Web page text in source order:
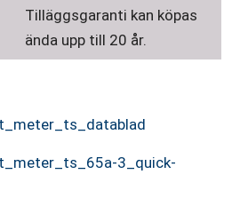
Tilläggsgaranti kan köpas
ända upp till 20 år.
3_quick-